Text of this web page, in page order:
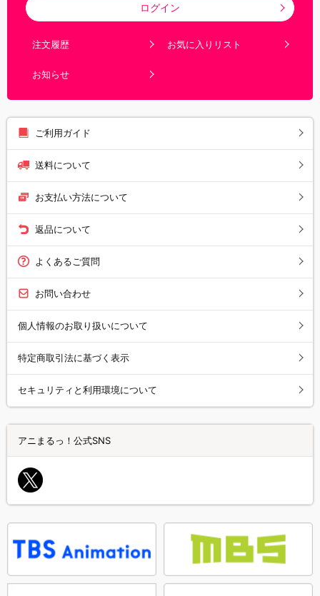
ログイン
注文履歴 お気に入りリスト
お知らせ
ご利用ガイド
送料について
お支払い方法について
返品について
よくあるご質問
お問い合わせ
個人情報のお取り扱いについて
特定商取引法に基づく表示
セキュリティと利用環境について
アニまるっ！公式SNS